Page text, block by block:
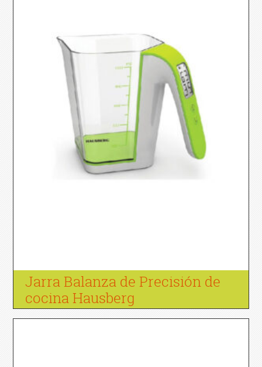
Jarra Balanza de Precisión de
cocina Hausberg